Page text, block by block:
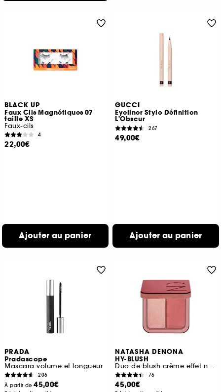
BLACK UP
Faux Cils Magnétiques 07
taille XS
Faux-cils
4
22,00€
Ajouter au panier
GUCCI
Eyeliner Stylo Définition
L'Obscur
267
49,00€
Ajouter au panier
PRADA
Pradascope
Mascara volume et longueur
206
À partir de45,00€
NATASHA DENONA
HY-BLUSH
Duo de blush crème effet nuage
76
45,00€